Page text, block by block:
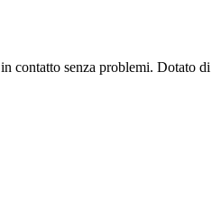
contatto senza problemi. Dotato